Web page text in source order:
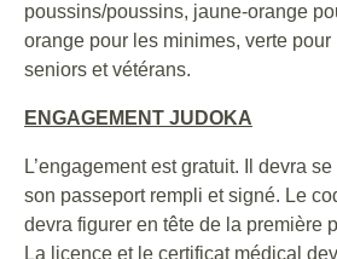
poussins/poussins, jaune-orange
orange pour les minimes, verte
seniors et vétérans.
ENGAGEMENT JUDOKA
L’engagement est gratuit. Il devra
son passeport rempli et signé. Le
devra figurer en tête de la première
La licence et le certificat médical